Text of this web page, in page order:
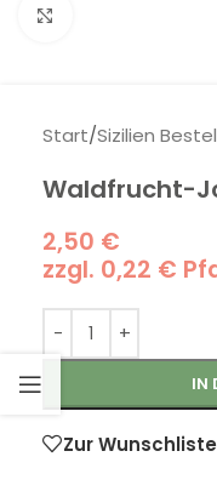
Start/Sizilien
Waldfrucht-
2,50 €
zzgl. 0,22 €
IN
Zur